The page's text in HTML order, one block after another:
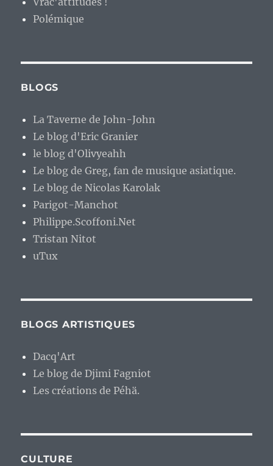
Polémique
BLOGS
La Taverne de John-John
Le blog d'Eric Granier
le blog d'Olivyeahh
Le blog de Greg, fan de musique asiatique.
Le blog de Nicolas Karolak
Parigot-Manchot
Philippe.Scoffoni.Net
Tristan Nitot
uTux
BLOGS ARTISTIQUES
Dacq'Art
Le blog de Djimi Fagniot
Les créations de Péhä.
CULTURE